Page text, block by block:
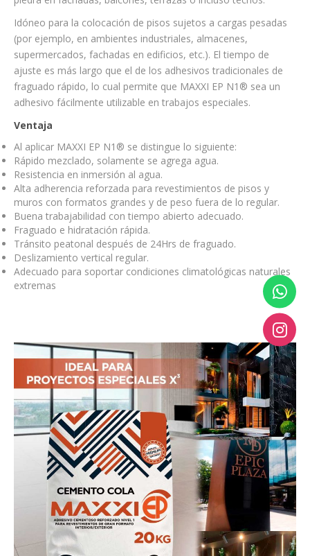
Idóneo para la colocación de pisos sujetos a cargas pesadas
(por ejemplo, en ambientes industriales, almacenes,
supermercados, fachadas en edificios, etc.). El tiempo de
ajuste es más largo que el de los adhesivos tradicionales de
fraguado rápido, lo cual permite que MAXXI EP N1® sea un
adhesivo fácilmente utilizable en trabajos especiales.
Ventaja
Al aplicar MAXXI EP N1® se distingue lo siguiente:
Rápido mezclado, solamente se agrega agua.
Resistencia en inmersión al agua.
Alta adherencia reforzada para revestimientos de pisos y
muros con formatos grandes y de peso fuera de lo regular.
Buena trabajabilidad con tiempo abierto adecuado.
Fraguado e hidratación rápida.
Tránsito peatonal después de 24Hrs de fraguado.
Deslizamiento vertical regular.
Adecuado para soportar condiciones climatológicas naturales
extremas